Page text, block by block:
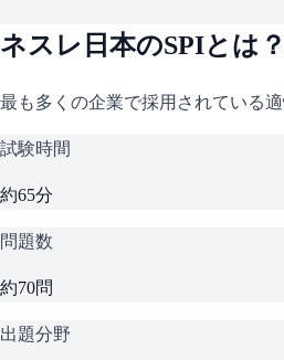
ネスレ日本のSPIとは
最も多くの企業で採用されている
試験時間
約65分
問題数
約70問
出題分野